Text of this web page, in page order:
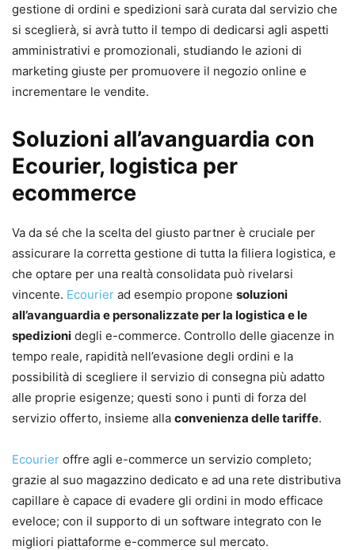
gestione di ordini e spedizioni sarà curata dal servizio che
si sceglierà, si avrà tutto il tempo di dedicarsi agli aspetti
amministrativi e promozionali, studiando le azioni di
marketing giuste per promuovere il negozio online e
incrementare le vendite.
Soluzioni all’avanguardia con
Ecourier, logistica per
ecommerce
Va da sé che la scelta del giusto partner è cruciale per
assicurare la corretta gestione di tutta la filiera logistica, e
che optare per una realtà consolidata può rivelarsi
vincente. Ecourier ad esempio propone soluzioni
all’avanguardia e personalizzate per la logistica e le
spedizioni degli e-commerce. Controllo delle giacenze in
tempo reale, rapidità nell’evasione degli ordini e la
possibilità di scegliere il servizio di consegna più adatto
alle proprie esigenze; questi sono i punti di forza del
servizio offerto, insieme alla convenienza delle tariffe.
Ecourier offre agli e-commerce un servizio completo;
grazie al suo magazzino dedicato e ad una rete distributiva
capillare è capace di evadere gli ordini in modo efficace
eveloce; con il supporto di un software integrato con le
migliori piattaforme e-commerce sul mercato.